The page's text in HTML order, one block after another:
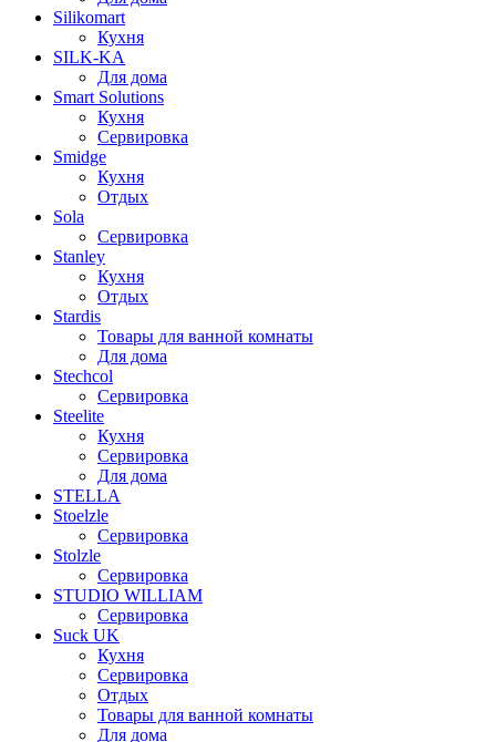
Silikomart
Кухня
SILK-KA
Для дома
Smart Solutions
Кухня
Сервировка
Smidge
Кухня
Отдых
Sola
Сервировка
Stanley
Кухня
Отдых
Stardis
Товары для ванной комнаты
Для дома
Stechcol
Сервировка
Steelite
Кухня
Сервировка
Для дома
STELLA
Stoelzle
Сервировка
Stolzle
Сервировка
STUDIO WILLIAM
Сервировка
Suck UK
Кухня
Сервировка
Отдых
Товары для ванной комнаты
Для дома